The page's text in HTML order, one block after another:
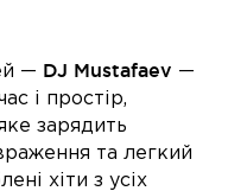
— DJ Mustafaev —
і простір,
зарядить
та легкий
хіти з усіх